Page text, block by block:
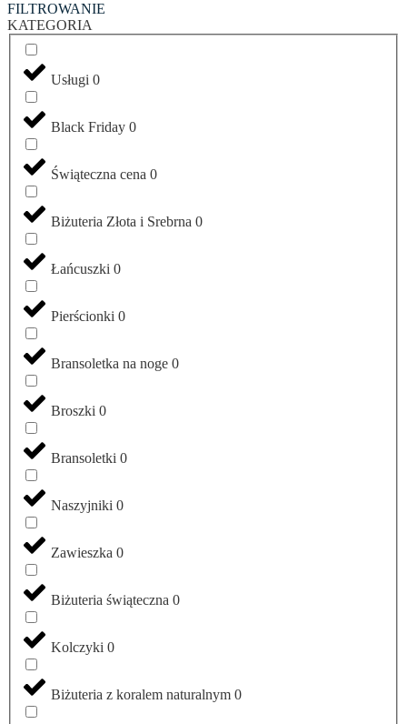
FILTROWANIE
KATEGORIA
Usługi 0
Black Friday 0
Świąteczna cena 0
Biżuteria Złota i Srebrna 0
Łańcuszki 0
Pierścionki 0
Bransoletka na noge 0
Broszki 0
Bransoletki 0
Naszyjniki 0
Zawieszka 0
Biżuteria świąteczna 0
Kolczyki 0
Biżuteria z koralem naturalnym 0